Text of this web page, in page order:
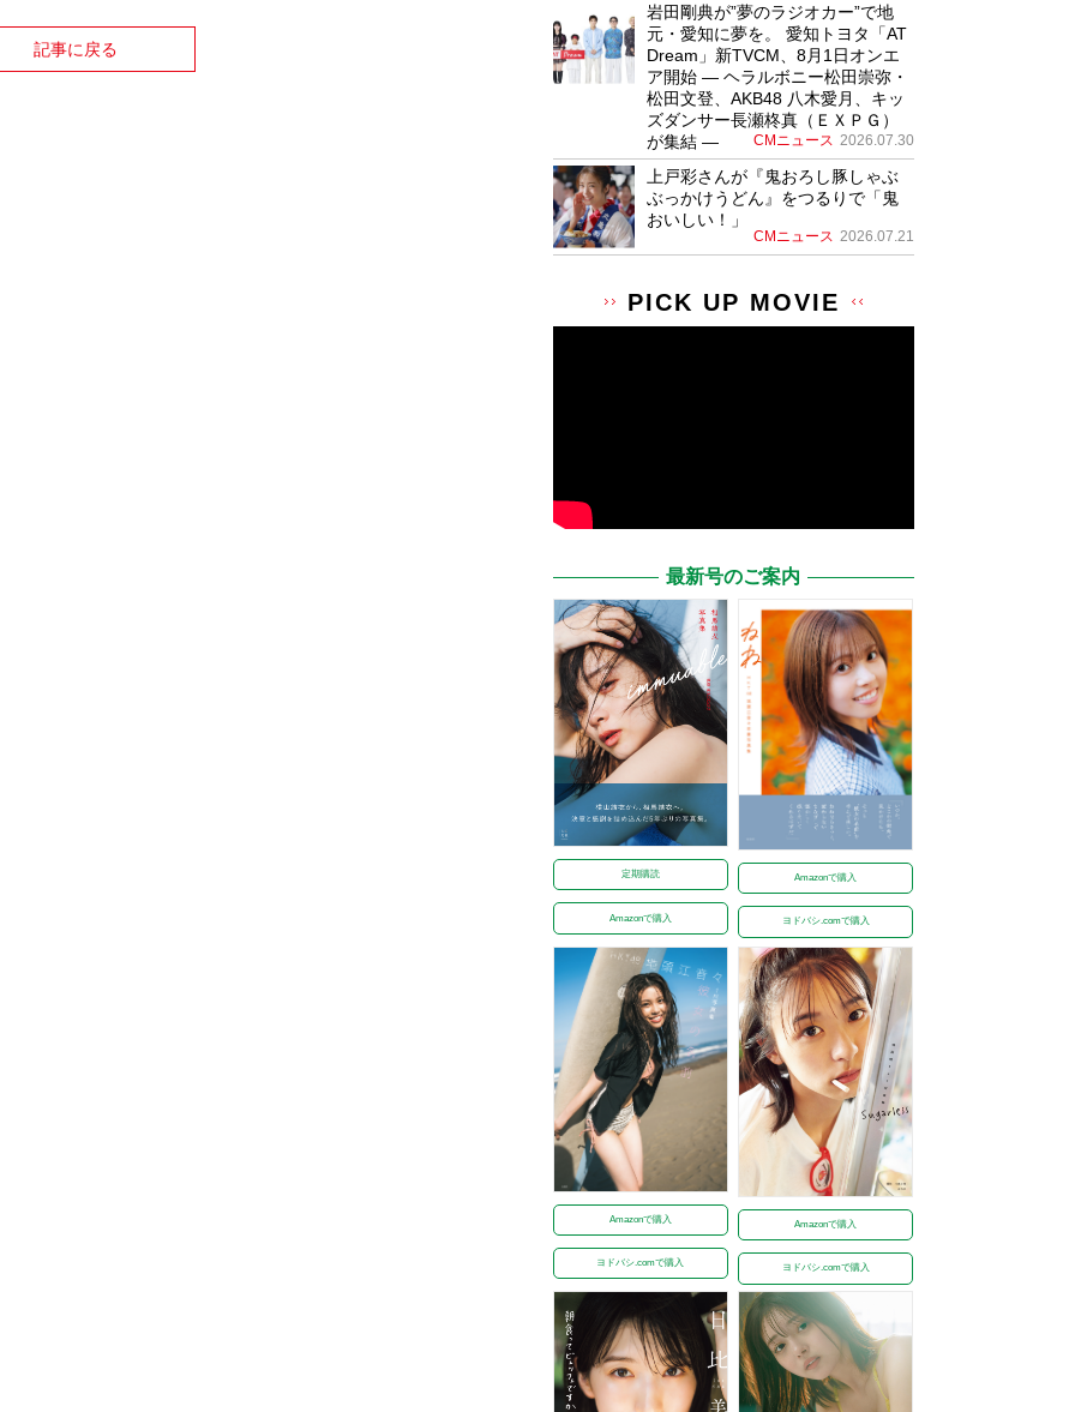
記事に戻る
岩田剛典が”夢のラジオカー”で地
元・愛知に夢を。 愛知トヨタ「AT
Dream」新TVCM、8月1日オンエ
ア開始 ― ヘラルボニー松田崇弥・
松田文登、AKB48 八木愛月、キッ
ズダンサー長瀬柊真（ＥＸＰＧ）
が集結 ―
CMニュース 2026.07.30
上戸彩さんが『鬼おろし豚しゃぶ
ぶっかけうどん』をつるりで「鬼
おいしい！」
CMニュース 2026.07.21
PICK UP MOVIE
最新号のご案内
定期購読
Amazonで購入
Amazonで購入
ヨドバシ.comで購入
Amazonで購入
ヨドバシ.comで購入
Amazonで購入
ヨドバシ.comで購入